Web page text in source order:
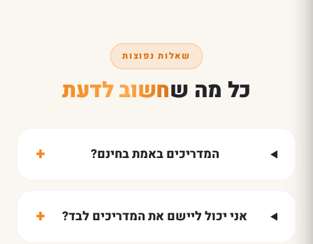
שאלות נפוצות
כל מה שחשוב לדעת
המדריכים באמת בחינם? +
אני יכול ליישם את המדריכים לבד? +